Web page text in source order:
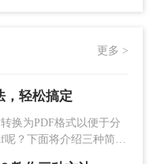
装软件。
更多 >
，轻松搞定
换为PDF格式以便于分
？下面将介绍三种简单